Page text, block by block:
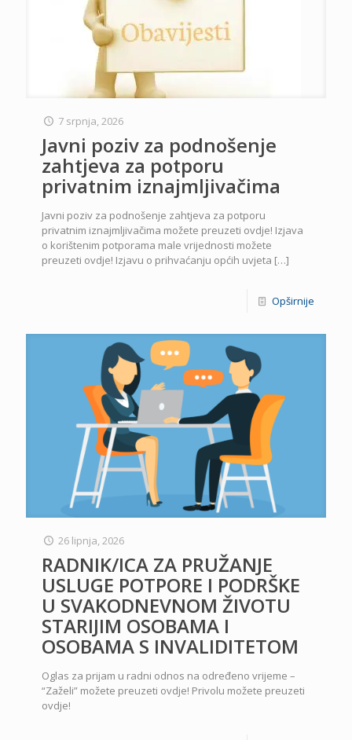
7 srpnja, 2026
Javni poziv za podnošenje
zahtjeva za potporu
privatnim iznajmljivačima
Javni poziv za podnošenje zahtjeva za potporu
privatnim iznajmljivačima možete preuzeti ovdje! Izjava
o korištenim potporama male vrijednosti možete
preuzeti ovdje! Izjavu o prihvaćanju općih uvjeta […]
Opširnije
26 lipnja, 2026
RADNIK/ICA ZA PRUŽANJE
USLUGE POTPORE I PODRŠKE
U SVAKODNEVNOM ŽIVOTU
STARIJIM OSOBAMA I
OSOBAMA S INVALIDITETOM
Oglas za prijam u radni odnos na određeno vrijeme –
“Zaželi” možete preuzeti ovdje! Privolu možete preuzeti
ovdje!